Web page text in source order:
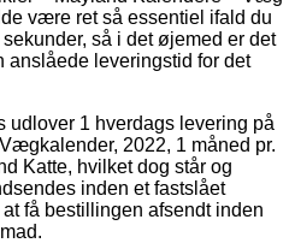
være ret så essentiel ifald du
så i det øjemed er det
anslåede leveringstid for det
udlover 1 hverdags levering på
2022, 1 måned pr.
Katte, hvilket dog står og
inden et fastslået
få bestillingen afsendt inden